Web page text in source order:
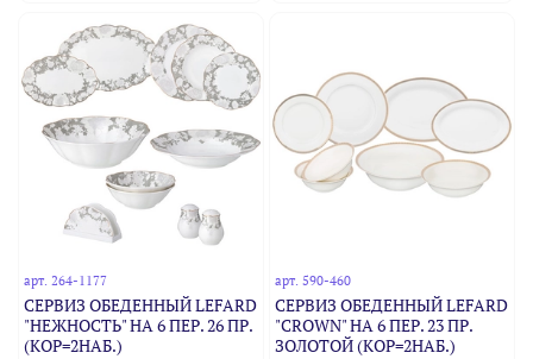
арт.264-1177
СЕРВИЗ ОБЕДЕННЫЙ LEFARD
"НЕЖНОСТЬ" НА 6 ПЕР. 26 ПР.
(КОР=2НАБ.)
арт. 590-460
СЕРВИЗ ОБЕДЕННЫЙ LEFARD
"CROWN" НА 6 ПЕР. 23 ПР.
ЗОЛОТОЙ (КОР=2НАБ.)